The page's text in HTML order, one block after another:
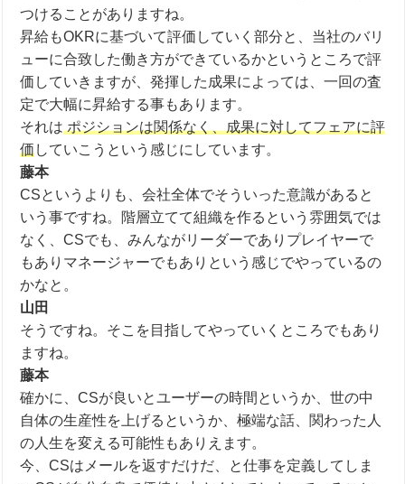
つけることがありますね。
昇給もOKRに基づいて評価していく部分と、当社のバリ
ューに合致した働き方ができているかというところで評
価していきますが、発揮した成果によっては、一回の査
定で大幅に昇給する事もあります。
それはポジションは関係なく、成果に対してフェアに評
価していこうという感じにしています。
藤本
CSというよりも、会社全体でそういった意識があると
いう事ですね。階層立てて組織を作るという雰囲気では
なく、 CSでも、みんながリーダーでありプレイヤーで
もありマネージャーでもありという感じでやっているの
かなと。
山田
そうですね。そこを目指してやっていくところでもあり
ますね。
藤本
確かに、CSが良いとユーザーの時間というか、世の中
自体の生産性を上げるというか、極端な話、関わった人
の人生を変える可能性もありえます。
今、CSはメールを返すだけだ、と仕事を定義してしま